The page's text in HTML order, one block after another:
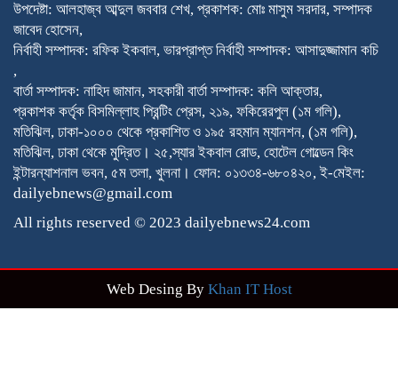
উপদেষ্টা: আলহাজ্ব আব্দুল জববার শেখ, প্রকাশক: মোঃ মাসুম সরদার, সম্পাদক
জাবেদ হোসেন,
নির্বাহী সম্পাদক: রফিক ইকবাল, ভারপ্রাপ্ত নির্বাহী সম্পাদক: আসাদুজ্জামান কচি
,
বার্তা সম্পাদক: নাহিদ জামান, সহকারী বার্তা সম্পাদক: কলি আক্তার,
প্রকাশক কর্তৃক বিসমিল্লাহ প্রিন্টিং প্রেস, ২১৯, ফকিরেরপুল (১ম গলি),
মতিঝিল, ঢাকা-১০০০ থেকে প্রকাশিত ও ১৯৫ রহমান ম্যানশন, (১ম গলি),
মতিঝিল, ঢাকা থেকে মুদ্রিত। ২৫,স্যার ইকবাল রোড, হোটেল গোল্ডেন কিং
ইন্টারন্যাশনাল ভবন, ৫ম তলা, খুলনা। ফোন: ০১৩৩৪-৬৮০৪২০, ই-মেইল:
dailyebnews@gmail.com
All rights reserved © 2023 dailyebnews24.com
Web Desing By Khan IT Host